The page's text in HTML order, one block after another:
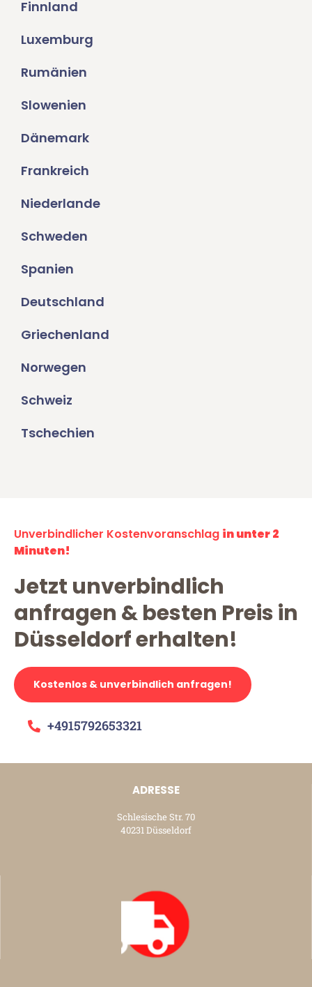
Finnland
Luxemburg
Rumänien
Slowenien
Dänemark
Frankreich
Niederlande
Schweden
Spanien
Deutschland
Griechenland
Norwegen
Schweiz
Tschechien
Unverbindlicher Kostenvoranschlag in unter 2
Minuten!
Jetzt unverbindlich
anfragen & besten Preis in
Düsseldorf erhalten!
Kostenlos & unverbindlich anfragen!
+4915792653321
ADRESSE
Schlesische Str. 70
40231 Düsseldorf